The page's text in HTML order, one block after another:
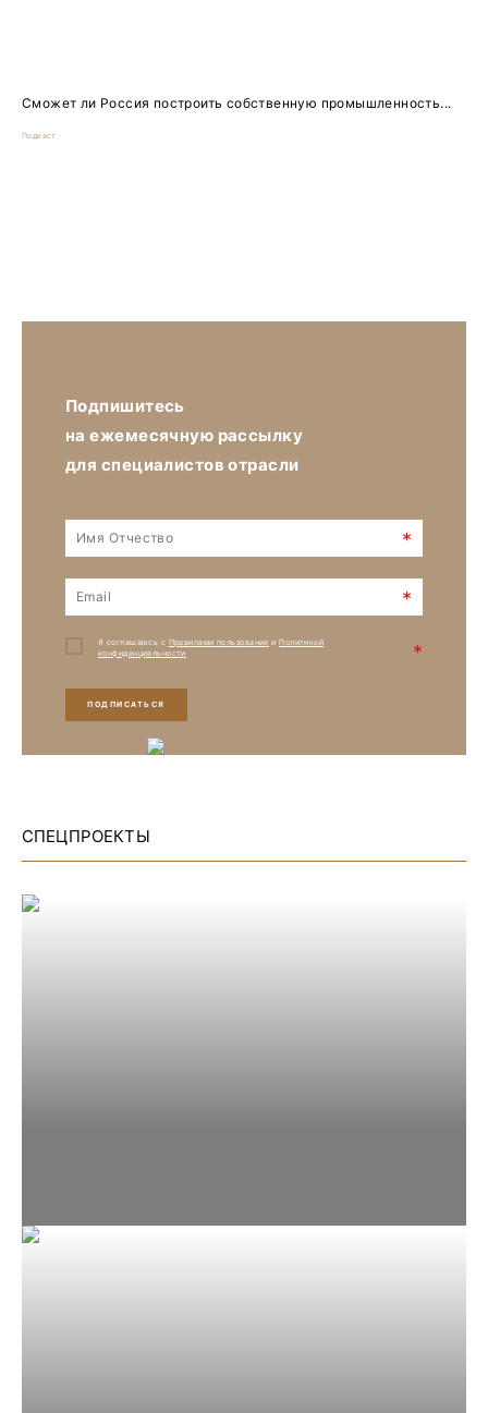
Сможет ли Россия построить собственную промышленность...
Подкаст
Подпишитесь
на ежемесячную рассылку
для специалистов отрасли
*
*
Я соглашаюсь с Правилами пользования иПолитикой
конфиденциальности
*
ПОДПИСАТЬСЯ
СПЕЦПРОЕКТЫ